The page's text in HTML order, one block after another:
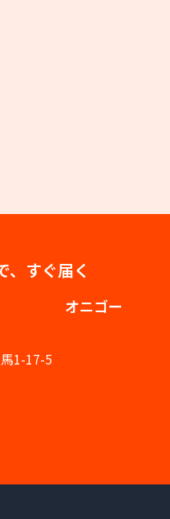
、すぐ届く
オニゴー
1-17-5